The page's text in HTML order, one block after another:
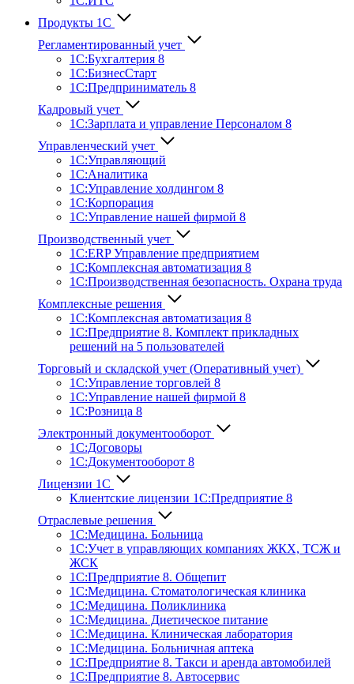
Продукты 1С
Регламентированный учет
1C:Бухгалтерия 8
1С:БизнесСтарт
1C:Предприниматель 8
Кадровый учет
1С:Зарплата и управление Персона­лом 8
Управленческий учет
1С:Управляющий
1С:Аналитика
1С:Управление холдингом 8
1С:Корпорация
1С:Управление нашей фирмой 8
Производственный учет
1С:ERP Управление предприятием
1С:Комплексная автоматизация 8
1С:Производственная безопасность. Охрана труда
Комплексные решения
1С:Комплексная автоматизация 8
1С:Предприятие 8. Комплект прикладных
решений на 5 пользователей
Торговый и складской учет (Оперативный учет)
1С:Управление торговлей 8
1С:Управление нашей фирмой 8
1С:Розница 8
Электронный документооборот
1С:Договоры
1С:Документооборот 8
Лицензии 1С
Клиентские лицензии 1С:Предприятие 8
Отраслевые решения
1С:Медицина. Больница
1C:Учет в управляющих компаниях ЖКХ, ТСЖ и
ЖСК
1С:Предприятие 8. Общепит
1С:Медицина. Стоматологическая клиника
1С:Медицина. Поликлиника
1С:Медицина. Диетическое питание
1С:Медицина. Клиническая лаборатория
1С:Медицина. Больничная аптека
1С:Предприятие 8. Такси и аренда автомобилей
1С:Предприятие 8. Автосервис